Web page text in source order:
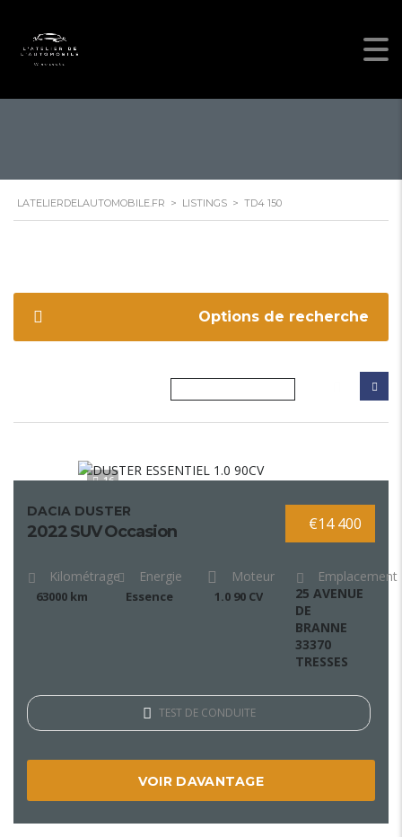
LATELIERDELAUTOMOBILE.FR > LISTINGS > TD4 150
Options de recherche
16
€14 400
DACIA DUSTER
2022 SUV Occasion
Kilométrage
63000 km
Energie
Essence
Moteur
1.0 90 CV
Emplacement
25 AVENUE
DE
BRANNE
33370
TRESSES
TEST DE CONDUITE
VOIR DAVANTAGE